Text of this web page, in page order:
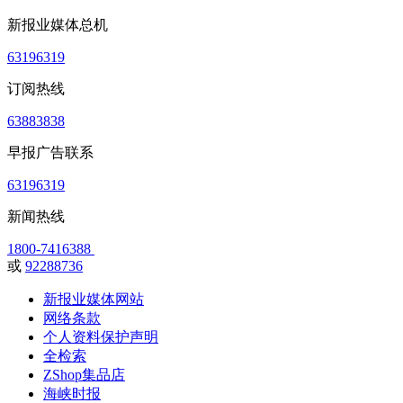
新报业媒体总机
63196319
订阅热线
63883838
早报广告联系
63196319
新闻热线
1800-7416388
或 92288736
新报业媒体网站
网络条款
个人资料保护声明
全检索
ZShop集品店
海峡时报